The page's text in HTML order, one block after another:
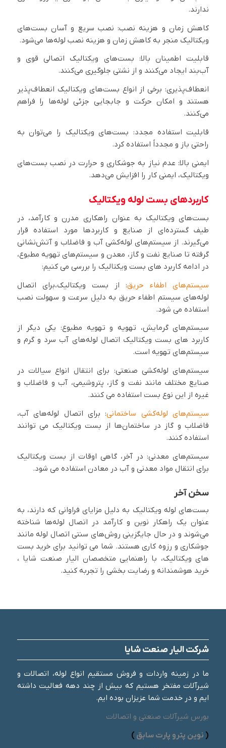
ندارند.
کاهش زمان و هزینه نصب: نصب سریع و آسان بست‌های
ویکتالیک منجر به کاهش زمان و هزینه نصب لوله‌ها می‌شود.
قابلیت اطمینان بالا: بست‌های ویکتالیک اتصالی قوی و
آب‌بند ایجاد می‌کنند و از نشتی جلوگیری می‌کنند.
انعطاف‌پذیری: برخی از انواع بست‌های ویکتالیک انعطاف‌پذیر
هستند و امکان حرکت و جابجایی جزئی لوله‌ها را فراهم
می‌کنند.
قابلیت استفاده مجدد: بست‌های ویکتالیک را می‌توان به
راحتی باز و مجدداً استفاده کرد.
ایمنی بالا: عدم نیاز به جوشکاری و حرارت در نصب بست‌های
ویکتالیک، ایمنی کار را افزایش می‌دهد.
کاربردهای بست لوله ویکتالیک
بست‌های ویکتالیک به عنوان راهکاری مدرن و کارآمد، در
طیف گسترده‌ای از صنایع و کاربردها مورد استفاده قرار
می‌گیرند. از سیستم‌های لوله‌کشی آب و فاضلاب و آتش‌نشانی
گرفته تا صنایع نفت و گاز، معدن و سیستم‌های تهویه مطبوع،
در ادامه کاربرد های بست ویکتالیک را بررسی می کنیم:
سیستم‌های اطفاء حریق: از بست ویکتالیک،برای اتصال
لوله‌های سیستم‌ اطفاء حریق به دلیل سرعت و سهولت نصب
استفاده می شود.
سیستم‌های گرمایش، تهویه و تهویه مطبوع: یکی دیگر از
کاربرد های بست ویکتالیک اتصال لوله‌های آب سرد و گرم و
سیستم‌های تهویه است.
سیستم‌های لوله‌کشی صنعتی: برای انتقال انواع سیالات در
صنایع مختلف مانند نفت و گاز، پتروشیمی، آب و فاضلاب و
غیره از این نوع بست استفاده می کنند.
سیستم‌های لوله‌کشی ساختمانی: برای اتصال لوله‌های آب،
فاضلاب و گاز در ساختمان‌ها از بست ویکتالیک می توانند
استفاده کنند.
سیستم‌های معدنی: در آخر، گاهی اوقات از بست ویکتالیک
برای انتقال مواد معدنی و آب در معادن استفاده می شود.
سخن آخر
بست‌های لوله ویکتالیک به دلیل مزایای فراوانی که دارند، به
عنوان یک راهکار نوین و کارآمد در اتصال لوله‌ها شناخته
می‌شوند و در حال جایگزینی روش‌های سنتی اتصال لوله مانند
جوشکاری و رزوه کاری هستند. شما می توانید برای خرید بست
های ویکتالیک، با راهنمایی متخصصان الیار صنعت شایا ،
خرید هوشمندانه و رضایت بخشی را تجربه کنید.
شرکت الیار صنعت شایا
ما در زمینه واردات و فروش مستقیم انواع لوله، اتصالات و
شیرآلات مفتخر هستیم که بیش از چند دهه فعالیت داشته
ایم و در خدمت شما عزیزان بوده ایم.
بورس شیرآلات صنعتی و اتصالات
( نوین پترو پارت سابق )